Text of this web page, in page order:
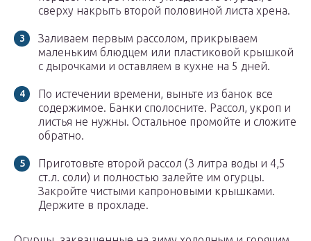
сверху накрыть второй половиной листа хрена.
Заливаем первым рассолом, прикрываем
маленьким блюдцем или пластиковой крышкой
с дырочками и оставляем в кухне на 5 дней.
По истечении времени, выньте из банок все
содержимое. Банки сполосните. Рассол, укроп и
листья не нужны. Остальное промойте и сложите
обратно.
Приготовьте второй рассол (3 литра воды и 4,5
ст.л. соли) и полностью залейте им огурцы.
Закройте чистыми капроновыми крышками.
Держите в прохладе.